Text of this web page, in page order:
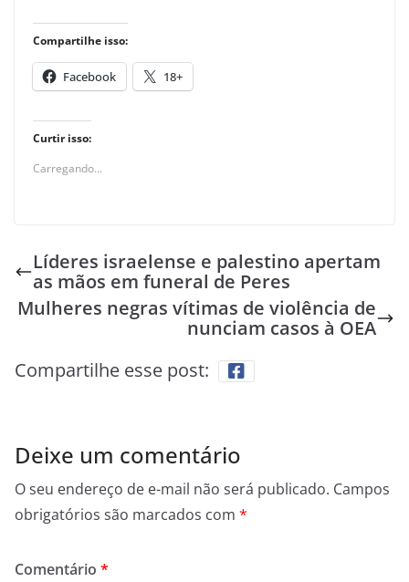
Compartilhe isso:
Facebook 18+
Curtir isso:
Carregando...
Líderes israelense e palestino apertam
as mãos em funeral de Peres
Mulheres negras vítimas de violência de
nunciam casos à OEA
Compartilhe esse post:
Deixe um comentário
O seu endereço de e-mail não será publicado. Campos
obrigatórios são marcados com *
Comentário *